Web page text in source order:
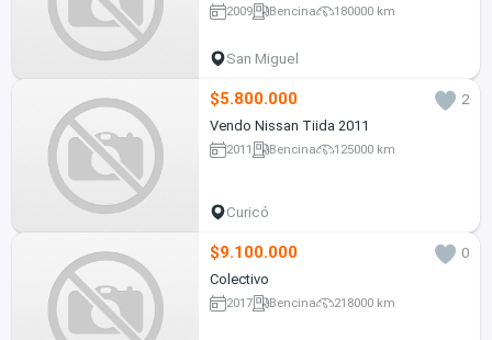
2009 Bencina 180000 km
San Miguel
$5.800.000
2
Vendo Nissan Tiida 2011
2011 Bencina 125000 km
Curicó
$9.100.000
0
Colectivo
2017 Bencina 218000 km